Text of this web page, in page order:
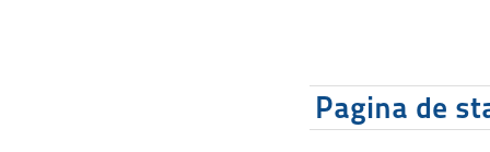
Pagina de